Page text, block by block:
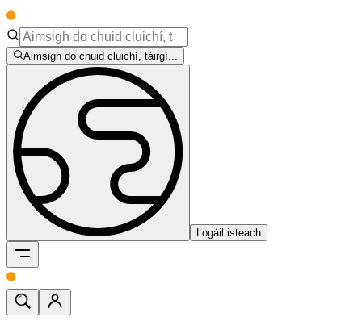
Aimsigh do chuid cluichí, táirgí...
Logáil isteach